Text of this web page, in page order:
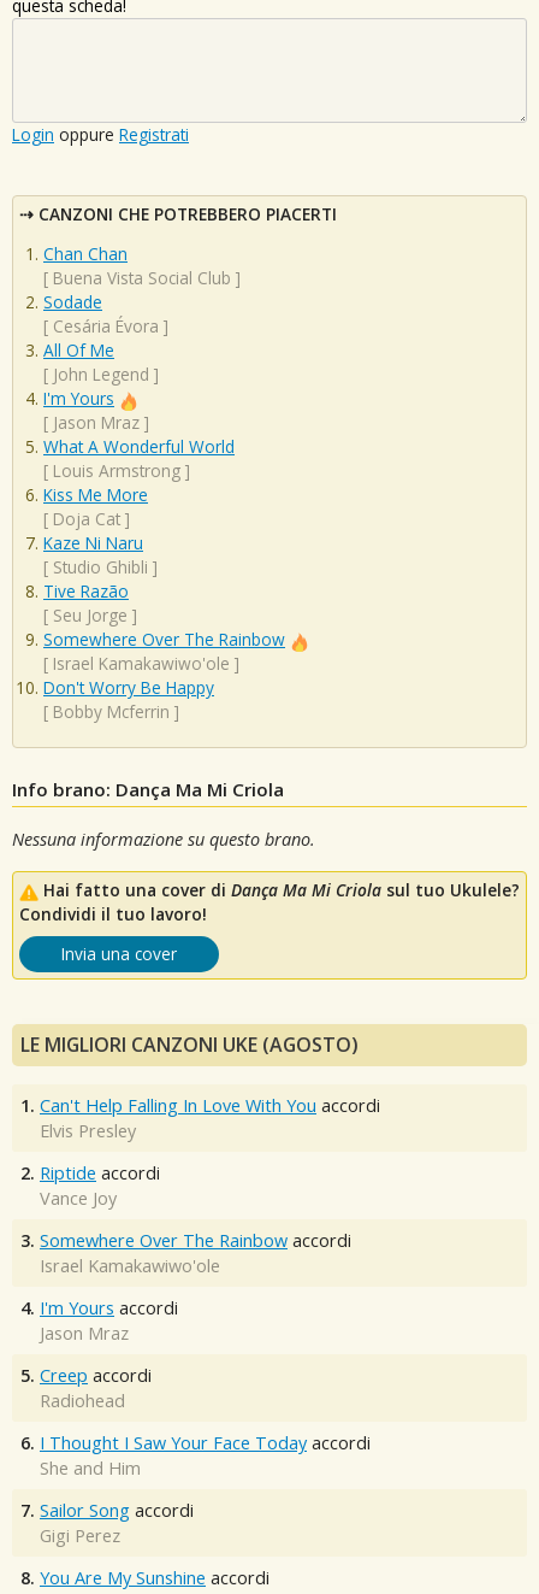
questa scheda!
Login oppure Registrati
CANZONI CHE POTREBBERO PIACERTI
Chan Chan
[ Buena Vista Social Club ]
Sodade
[ Cesária Évora ]
All Of Me
[ John Legend ]
I'm Yours
[ Jason Mraz ]
What A Wonderful World
[ Louis Armstrong ]
Kiss Me More
[ Doja Cat ]
Kaze Ni Naru
[ Studio Ghibli ]
Tive Razão
[ Seu Jorge ]
Somewhere Over The Rainbow
[ Israel Kamakawiwo'ole ]
Don't Worry Be Happy
[ Bobby Mcferrin ]
Info brano: Dança Ma Mi Criola
Nessuna informazione su questo brano.
Hai fatto una cover di Dança Ma Mi Criola sul tuo Ukulele?
Condividi il tuo lavoro!
Invia una cover
LE MIGLIORI CANZONI UKE (AGOSTO)
1. Can't Help Falling In Love With You accordi
Elvis Presley
2. Riptide accordi
Vance Joy
3. Somewhere Over The Rainbow accordi
Israel Kamakawiwo'ole
4. I'm Yours accordi
Jason Mraz
5. Creep accordi
Radiohead
6. I Thought I Saw Your Face Today accordi
She and Him
7. Sailor Song accordi
Gigi Perez
8. You Are My Sunshine accordi